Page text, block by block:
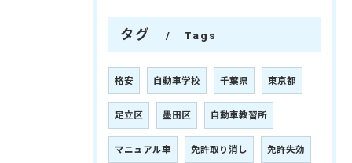
タグ Tags
格安 自動車学校 千葉県 東京都
足立区 墨田区 自動車教習所
マニュアル車 免許取り消し 免許失効